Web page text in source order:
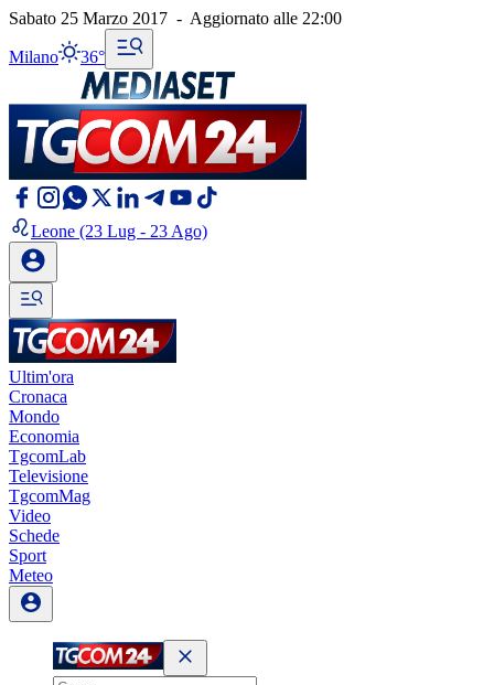
Sabato 25 Marzo 2017 - Aggiornato alle 22:00
Milano 36°
Leone (23 Lug - 23 Ago)
Ultim'ora
Cronaca
Mondo
Economia
TgcomLab
Televisione
TgcomMag
Video
Schede
Sport
Meteo